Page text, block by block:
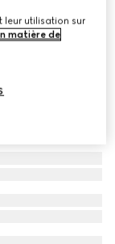
leur utilisation sur
matière de